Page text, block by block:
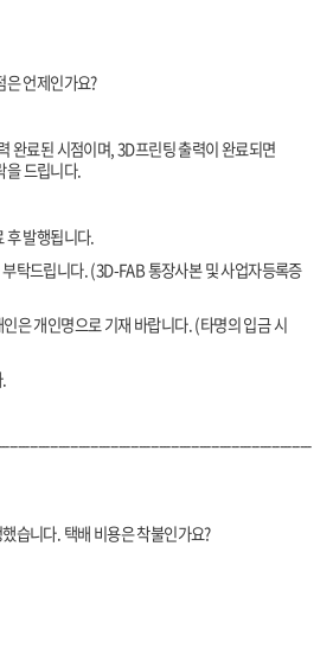
은 언제인가요?
완료된 시점이며, 3D프린팅 출력이 완료되면
을 드립니다.
후 발행됩니다.
탁드립니다. (3D-FAB 통장사본 및 사업자등록증
은 개인명으로 기재 바랍니다. (타명의 입금 시
습니다. 택배 비용은 착불인가요?